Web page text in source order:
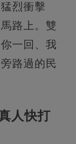
烈衝擊
路上。雙
一回、我
路過的民
人快打